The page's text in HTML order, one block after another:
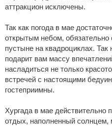
аттракцион исключены.
Так как погода в мае
открытым небом, обязательно
пустыне на квадроциклах.
подарит вам массу
насладиться не только
встречей с настоящими
гостеприимны.
Хургада в мае действительно
отдых, наполненный солнцем,